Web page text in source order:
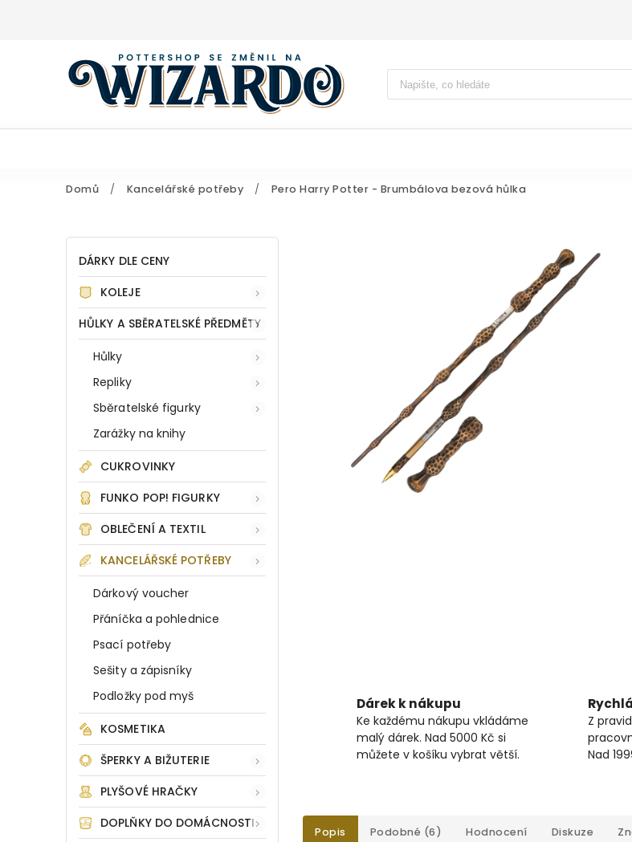
Vyhledávání
Domů / Kancelářské potřeby / Pero Harry Potter - Brumbálova bezová hůlka
DÁRKY DLE CENY
KOLEJE
HŮLKY A SBĚRATELSKÉ PŘEDMĚTY
Hůlky
Repliky
Sběratelské figurky
Zarážky na knihy
CUKROVINKY
FUNKO POP! FIGURKY
OBLEČENÍ A TEXTIL
KANCELÁŘSKÉ POTŘEBY
Dárkový voucher
Přáníčka a pohlednice
Psací potřeby
Sešity a zápisníky
Podložky pod myš
KOSMETIKA
ŠPERKY A BIŽUTERIE
PLYŠOVÉ HRAČKY
DOPLŇKY DO DOMÁCNOSTI
Dárek k nákupu
Ke každému nákupu vkládáme
malý dárek. Nad 5000 Kč si
můžete v košíku vybrat větší.
Z
Nad
Popis Podobné (6) Hodnocení Diskuze